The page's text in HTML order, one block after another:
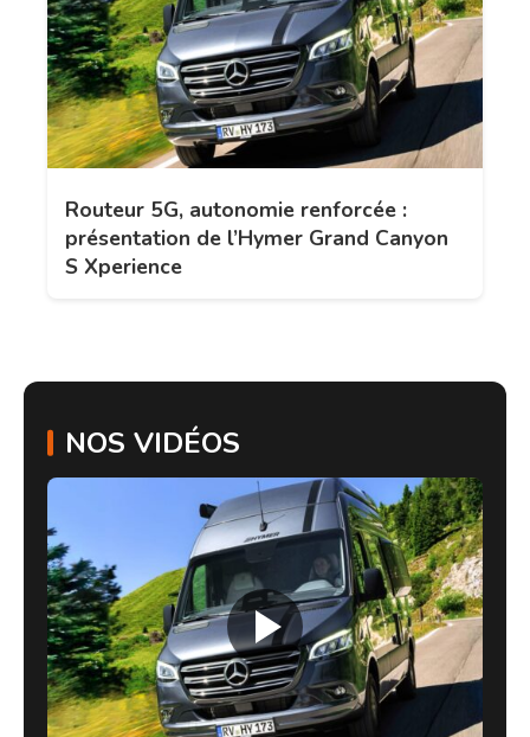
Routeur 5G, autonomie renforcée :
présentation de l’Hymer Grand Canyon
S Xperience
NOS VIDÉOS